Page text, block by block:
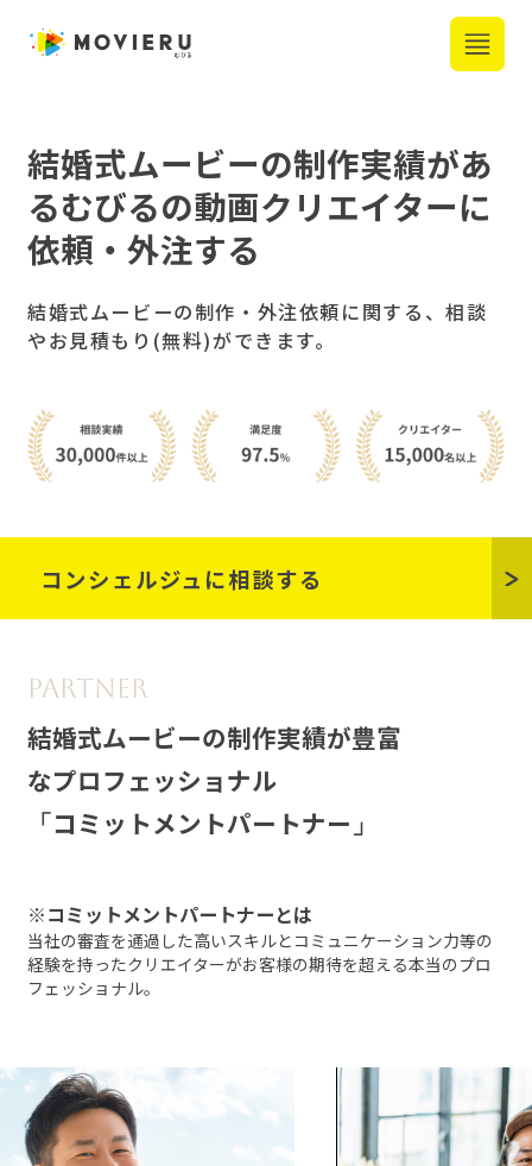
結婚式ムービーの制作実績があ
るむびるの動画クリエイターに
依頼・外注する
結婚式ムービーの制作・外注依頼に関する、相談
やお見積もり(無料)ができます。
コンシェルジュに相談する
結婚式ムービーの制作実績が豊富
なプロフェッショナル
コミットメントパートナー
※コミットメントパートナーとは
当社の審査を通過した高いスキルとコミュニケーション力等の
経験を持ったクリエイターがお客様の期待を超える本当のプロ
フェッショナル。